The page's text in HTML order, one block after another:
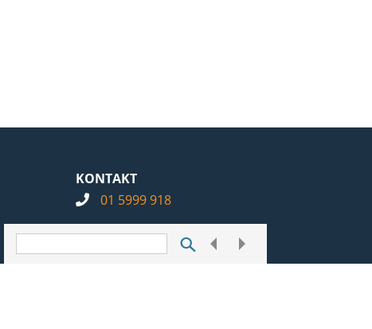
KONTAKT
01 5999 918
info@notarius.hr